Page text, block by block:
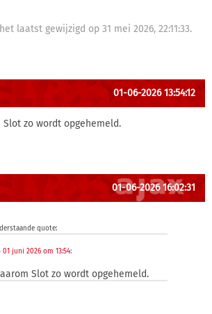
laatst gewijzigd op 31 mei 2026, 22:11:33.
01-06-2026 13:54:12
zo wordt opgehemeld.
01-06-2026 16:02:31
quote:
01 juni 2026 om 13:54:
Slot zo wordt opgehemeld.